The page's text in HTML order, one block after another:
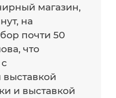
магазин,
на
почти 50
что
выставкой
и выставкой